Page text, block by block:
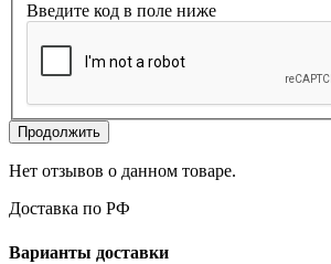
Введите код в поле ниже
Продолжить
Нет отзывов о данном товаре.
Доставка по РФ
Варианты доставки